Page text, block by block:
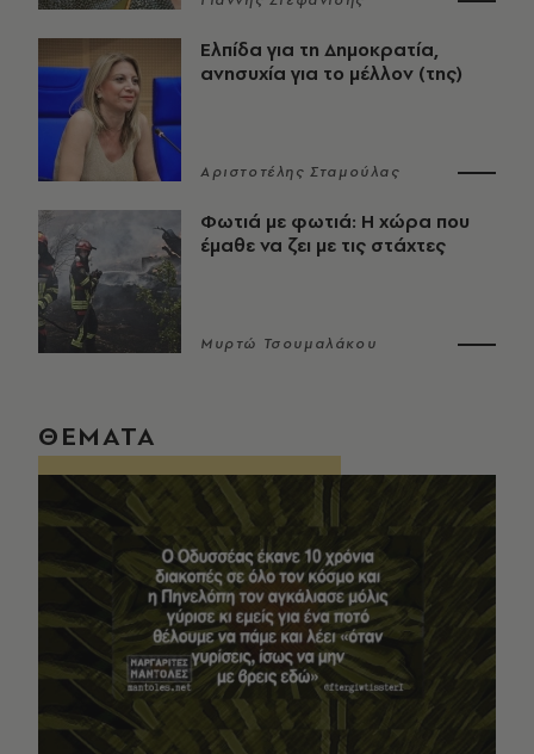
Ελπίδα για τη Δημοκρατία,
ανησυχία για το μέλλον (της)
Αριστοτέλης Σταμούλας
Φωτιά με φωτιά: Η χώρα που
έμαθε να ζει με τις στάχτες
Μυρτώ Τσουμαλάκου
ΘΕΜΑΤΑ